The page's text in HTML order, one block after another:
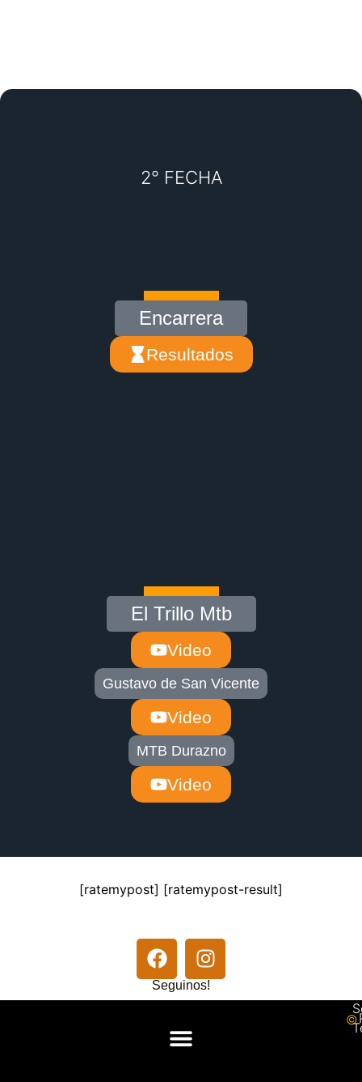
2° FECHA
Encarrera
Resultados
El Trillo Mtb
Video
Gustavo de San Vicente
Video
MTB Durazno
Video
[ratemypost] [ratemypost-result]
Seguinos!
©